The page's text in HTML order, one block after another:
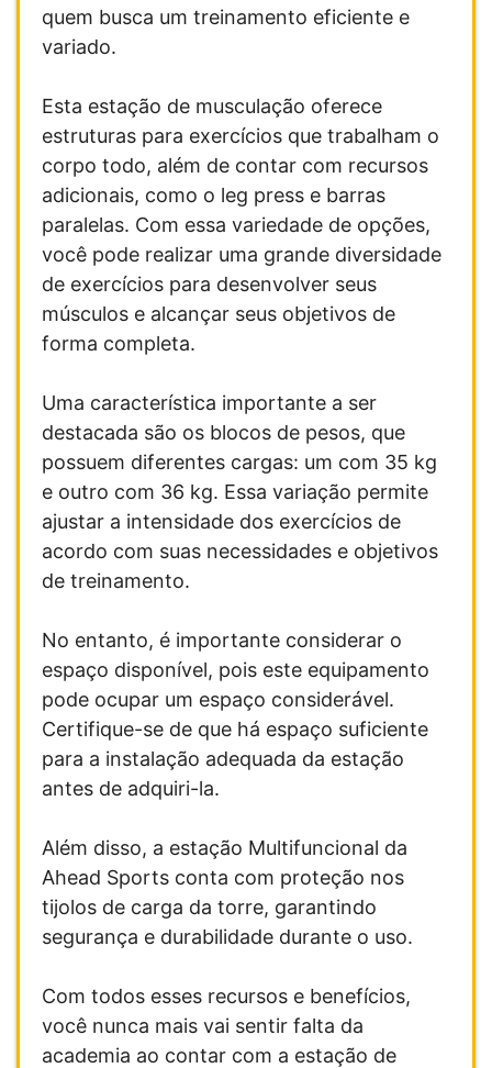
quem busca um treinamento eficiente e
variado.
Esta estação de musculação oferece
estruturas para exercícios que trabalham o
corpo todo, além de contar com recursos
adicionais, como o leg press e barras
paralelas. Com essa variedade de opções,
você pode realizar uma grande diversidade
de exercícios para desenvolver seus
músculos e alcançar seus objetivos de
forma completa.
Uma característica importante a ser
destacada são os blocos de pesos, que
possuem diferentes cargas: um com 35 kg
e outro com 36 kg. Essa variação permite
ajustar a intensidade dos exercícios de
acordo com suas necessidades e objetivos
de treinamento.
No entanto, é importante considerar o
espaço disponível, pois este equipamento
pode ocupar um espaço considerável.
Certifique-se de que há espaço suficiente
para a instalação adequada da estação
antes de adquiri-la.
Além disso, a estação Multifuncional da
Ahead Sports conta com proteção nos
tijolos de carga da torre, garantindo
segurança e durabilidade durante o uso.
Com todos esses recursos e benefícios,
você nunca mais vai sentir falta da
academia ao contar com a estação de